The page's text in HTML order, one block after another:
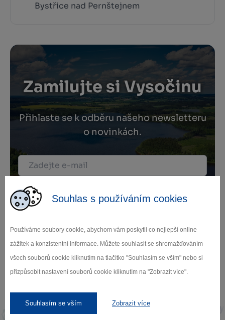
Souhlas s používáním cookies
Používáme soubory cookie, abychom vám poskytli co nejlepší online
zážitek a konzistentní informace. Můžete souhlasit se shromažďováním
všech souborů cookie kliknutím na tlačítko "Souhlasím se vším" nebo si
přizpůsobit nastavení souborů cookie kliknutím na "Zobrazit více".
Souhlasím se vším Zobrazit více
Bystřice nad Pernštejnem
Zamilujte si Vysočinu
Přihlaste se k odběru našeho newsletteru
o novinkách.
Záleží nám na ochraně osobních údajů.
Odebírat